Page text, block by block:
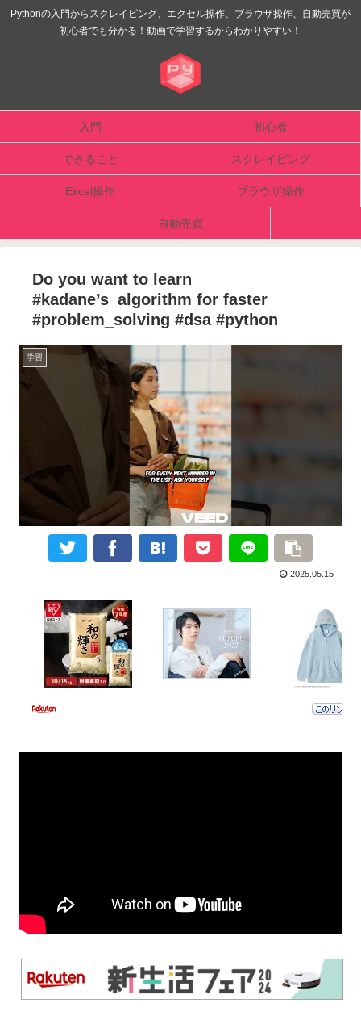
Pythonの入門からスクレイピング、エクセル操作、ブラウザ操作、自動売買が
初心者でも分かる！動画で学習するからわかりやすい！
入門 初心者
できること スクレイピング
Excel操作 ブラウザ操作
自動売買
Do you want to learn
#kadane’s_algorithm for faster
#problem_solving #dsa #python
学習
2025.05.15